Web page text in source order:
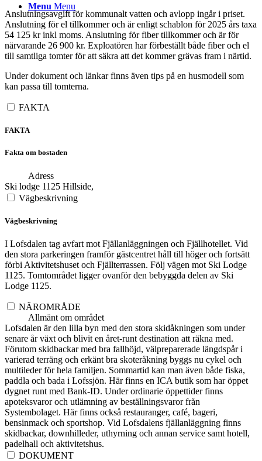
Menu Menu
Anslutningsavgift för kommunalt vatten och avlopp ingår i priset.
Anslutning för el tillkommer och är enligt schablon för 2025 års taxa
54 125 kr inkl moms. Anslutning för fiber tillkommer och är för
närvarande 26 900 kr. Exploatören har förbeställt både fiber och el
till samtliga tomter för att säkra att det kommer grävas fram i närtid.
Under dokument och länkar finns även tips på en husmodell som
kan passa till tomterna.
FAKTA
FAKTA
Fakta om bostaden
Adress
Ski lodge 1125 Hillside,
Vägbeskrivning
Vägbeskrivning
I Lofsdalen tag avfart mot Fjällanläggningen och Fjällhotellet. Vid
den stora parkeringen framför gästcentret håll till höger och fortsätt
förbi Aktivitetshuset och Fjällterrassen. Följ vägen mot Ski Lodge
1125. Tomtområdet ligger ovanför den bebyggda delen av Ski
Lodge 1125.
NÄROMRÅDE
Allmänt om området
Lofsdalen är den lilla byn med den stora skidåkningen som under
senare år växt och blivit en året-runt destination att räkna med.
Förutom skidbackar med bra fallhöjd, välpreparerade längdspår i
varierad terräng och erkänt bra skoteråkning byggs nu cykel och
multileder för hela familjen. Sommartid kan man även både fiska,
paddla och bada i Lofssjön. Här finns en ICA butik som har öppet
dygnet runt med Bank-ID. Under ordinarie öppettider finns
apoteksvaror och utlämning av beställningsvaror från
Systembolaget. Här finns också restauranger, café, bageri,
bensinmack och sportshop. Vid Lofsdalens fjällanläggning finns
skidbackar, downhilleder, uthyrning och annan service samt hotell,
padelhall och aktivitetshus.
DOKUMENT